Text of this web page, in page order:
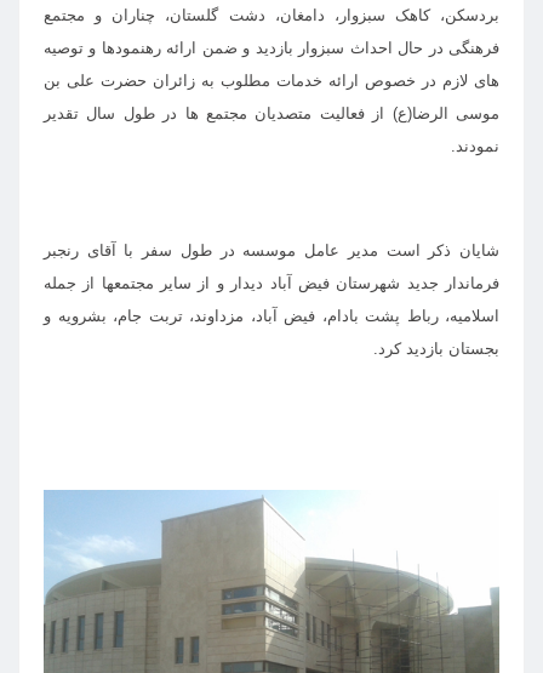
بردسکن، کاهک سبزوار، دامغان، دشت گلستان، چناران و مجتمع
فرهنگی در حال احداث سبزوار بازدید و ضمن ارائه رهنمودها و توصیه
های لازم در خصوص ارائه خدمات مطلوب به زائران حضرت علی بن
موسی الرضا(ع) از فعالیت متصدیان مجتمع ها در طول سال تقدیر
نمودند.
شایان ذکر است مدیر عامل موسسه در طول سفر با آقای رنجبر
فرماندار جدید شهرستان فیض آباد دیدار و از سایر مجتمعها از جمله
اسلامیه، رباط پشت بادام، فیض آباد، مزداوند، تربت جام، بشرویه و
بجستان بازدید کرد.